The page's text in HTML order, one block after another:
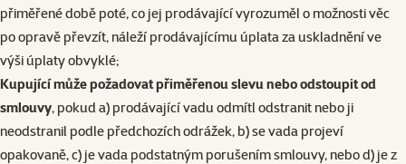
přiměřené době poté, co jej prodávající vyrozuměl o možnosti věc
po opravě převzít, náleží prodávajícímu úplata za uskladnění ve
výši úplaty obvyklé;
Kupující může požadovat přiměřenou slevu nebo odstoupit od
smlouvy, pokud a) prodávající vadu odmítl odstranit nebo ji
neodstranil podle předchozích odrážek, b) se vada projeví
opakovaně, c) je vada podstatným porušením smlouvy, nebo d) je z